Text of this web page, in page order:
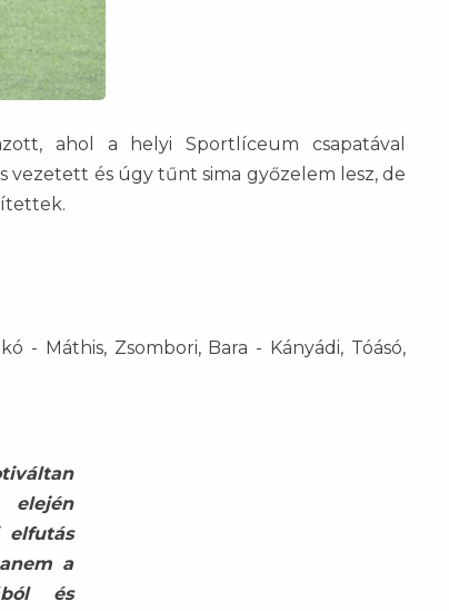
ahol a helyi Sportlíceum csapatával
vezetett és úgy tűnt sima győzelem lesz, de
- Máthis, Zsombori, Bara - Kányádi, Tóásó,
elfutás
a
és